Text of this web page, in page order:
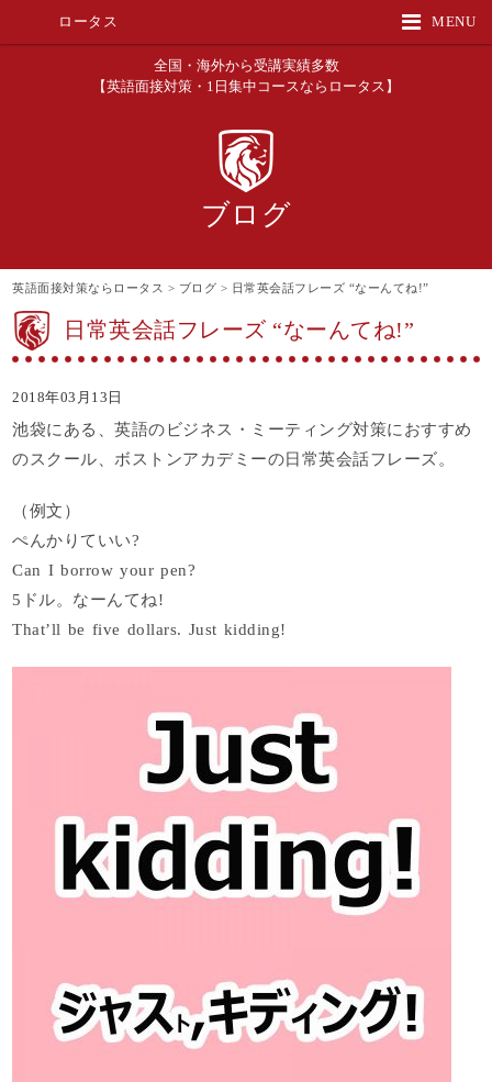
MENU
ロータス
全国・海外から受講実績多数
【英語面接対策・1日集中コースならロータス】
ブログ
英語面接対策ならロータス > ブログ > 日常英会話フレーズ “なーんてね!”
日常英会話フレーズ “なーんてね!”
2018年03月13日
池袋にある、英語のビジネス・ミーティング対策におすすめ
のスクール、ボストンアカデミーの日常英会話フレーズ。
（例文）
ぺんかりていい?
Can I borrow your pen?
5ドル。なーんてね!
That’ll be five dollars. Just kidding!